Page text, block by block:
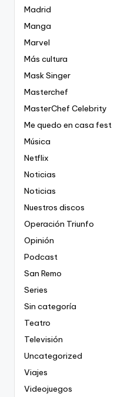
Madrid
Manga
Marvel
Más cultura
Mask Singer
Masterchef
MasterChef Celebrity
Me quedo en casa fest
Música
Netflix
Noticias
Noticias
Nuestros discos
Operación Triunfo
Opinión
Podcast
San Remo
Series
Sin categoría
Teatro
Televisión
Uncategorized
Viajes
Videojuegos